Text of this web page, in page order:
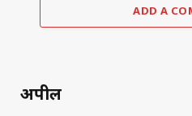
ADD A
अपील